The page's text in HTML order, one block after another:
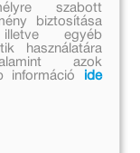
szabott
biztosítása
egyéb
használatára
azok
információ
ide